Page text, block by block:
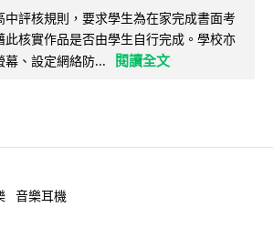
中評核規則，要求學生為在家完成書面考
此核實作品是否由學生自行完成。學校亦
幕、設定網絡防...
閱讀全文
音樂耳機